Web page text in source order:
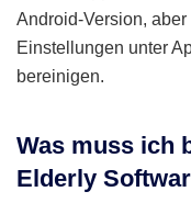
Android-Version,
Einstellungen unter
bereinigen.
Was muss ich
Elderly